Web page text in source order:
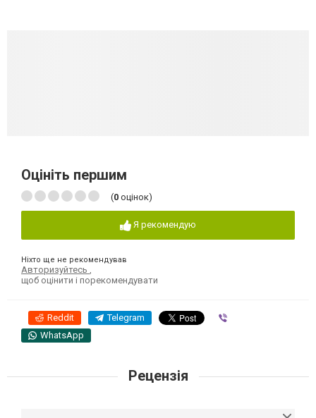
Оцініть першим
(0 оцінок)
Я рекомендую
Ніхто ще не рекомендував
Авторизуйтесь
щоб оцінити і порекомендувати
Reddit Telegram
WhatsApp
Рецензія